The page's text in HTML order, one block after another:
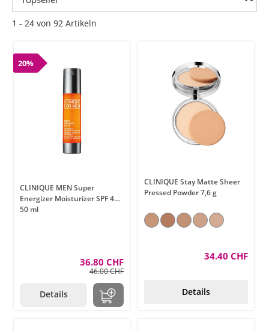
1 - 24 von 92 Artikeln
20%
CLINIQUE MEN Super
Energizer Moisturizer SPF 40
50 ml
36.80 CHF
46.00 CHF
Details
CLINIQUE Stay Matte Sheer
Pressed Powder 7,6 g
34.40 CHF
Details